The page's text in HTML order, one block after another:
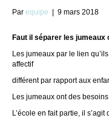
Par equipe | 9 mars 2018
Faut il séparer les jumeaux
Les jumeaux par le lien
affectif
différent par rapport aux
Les jumeaux ont des
L’école en fait partie, il